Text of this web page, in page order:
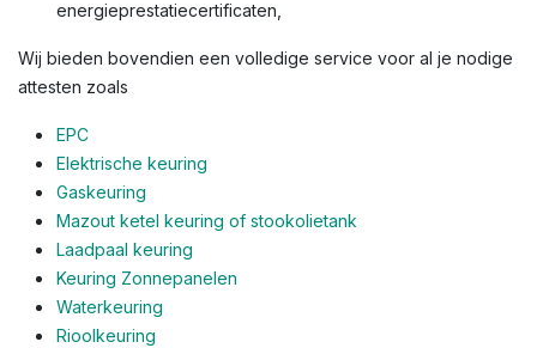
energieprestatiecertificaten,
Wij bieden bovendien een volledige service voor al je nodige
attesten zoals
EPC
Elektrische keuring
Gaskeuring
Mazout ketel keuring of stookolietank
Laadpaal keuring
Keuring Zonnepanelen
Waterkeuring
Rioolkeuring